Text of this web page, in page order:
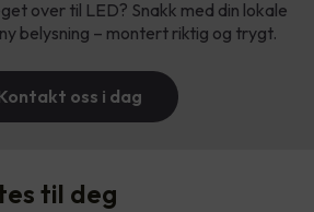
over til LED? Snakk med din lokale
belysning – montert riktig og trygt.
oss i dag
til deg